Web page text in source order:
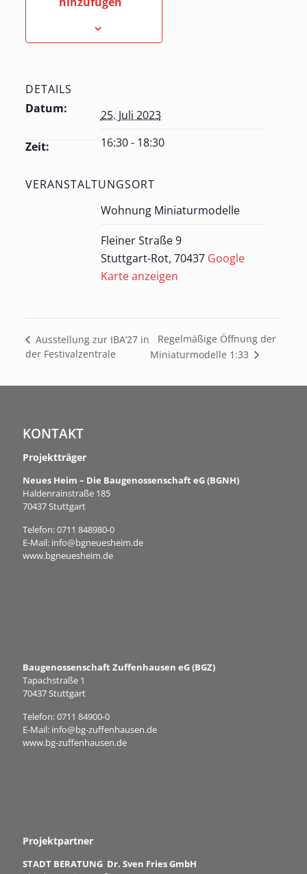
DETAILS
Datum:
25. Juli 2023
Zeit: 16:30 - 18:30
VERANSTALTUNGSORT
Wohnung Miniaturmodelle
Fleiner Straße 9
Stuttgart-Rot, 70437 Google
Karte anzeigen
Ausstellung zur IBA’27 in
der Festivalzentrale
Regelmäßige Öffnung der
Miniaturmodelle 1:33
KONTAKT
Projektträger
Neues Heim – Die Baugenossenschaft eG (BGNH)
Haldenrainstraße 185
70437 Stuttgart
Telefon:0711 848980-0
E-Mail: info@bgneuesheim.de
www.bgneuesheim.de
Baugenossenschaft Zuffenhausen eG (BGZ)
Tapachstraße 1
70437 Stuttgart
Telefon:0711 84900-0
E-Mail: info@bg-zuffenhausen.de
www.bg-zuffenhausen.de
Projektpartner
STADT BERATUNG Dr. Sven Fries GmbH